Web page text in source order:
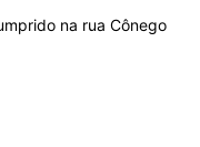
na rua Cônego